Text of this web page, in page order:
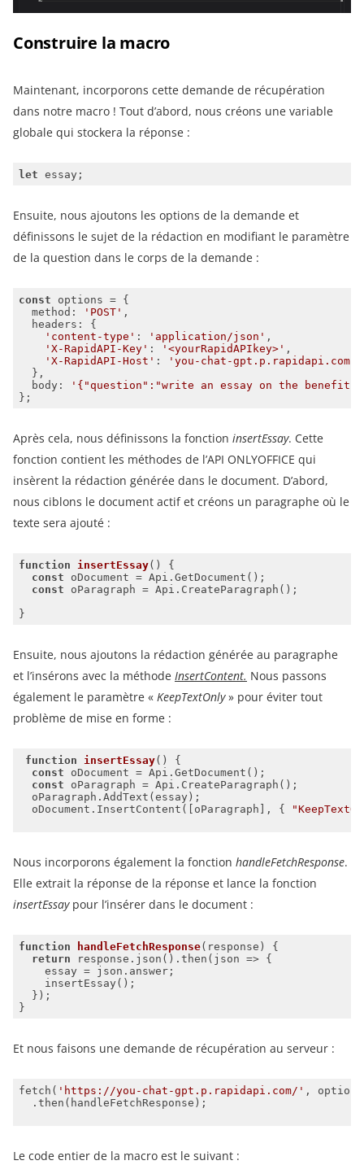
Construire la macro
Maintenant, incorporons cette demande de récupération
dans notre macro ! Tout d’abord, nous créons une variable
globale qui stockera la réponse :
let
Ensuite, nous ajoutons les options de la demande et
définissons le sujet de la rédaction en modifiant le paramètre
de la question dans le corps de la demande :
const
method : 'POST'
headers
'content-type' : 'application/json'
'X-RapidAPI-Key' : '<yourRapidAPIkey>'
'X-RapidAPI-Host' :
'you-chat-gpt.p.rapidapi.com'
body :
'{"question":"write an essay on the benefits of
Après cela, nous définissons la fonction insertEssay. Cette
fonction contient les méthodes de l’API ONLYOFFICE qui
insèrent la rédaction générée dans le document. D’abord,
nous ciblons le document actif et créons un paragraphe où le
texte sera ajouté :
function insertEssay( )
const
const
Ensuite, nous ajoutons la rédaction générée au paragraphe
et l’insérons avec la méthode InsertContent. Nous passons
également le paramètre « KeepTextOnly» pour éviter tout
problème de mise en forme :
function insertEssay( )
const
const
oDocument.InsertContent([oParagraph], {
Nous incorporons également la fonction handleFetchResponse.
Elle extrait la réponse de la réponse et lance la fonction
insertEssaypour l’insérer dans le document :
function handleFetchResponse( response )
return response.json().then( json =>
Et nous faisons une demande de récupération au serveur :
fetch( 'https://you-chat-gpt.p.rapidapi.com/'
Le code entier de la macro est le suivant :